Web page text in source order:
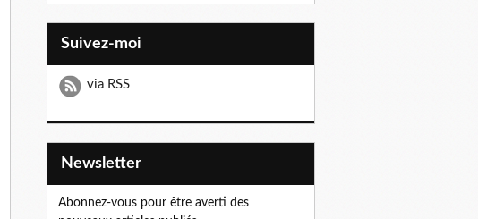
Suivez-moi
via RSS
Newsletter
Abonnez-vous pour être averti des